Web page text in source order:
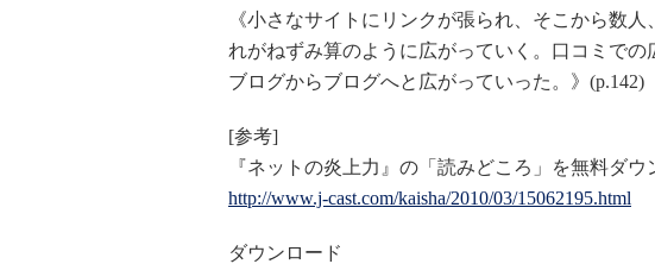
《小さなサイトにリンクが張られ、そこから数
れがねずみ算のように広がっていく。口コミでの
ブログからブログへと広がっていった。》(p.142)
[参考]
『ネットの炎上力』の「読みどころ」を無料ダウ
http://www.j-cast.com/kaisha/2010/03/15062195.html
ダウンロード